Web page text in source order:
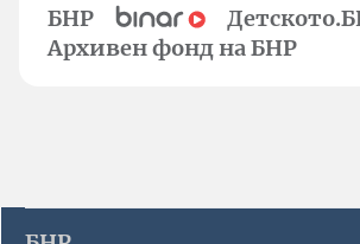
БНР
Архивен фонд на БНР